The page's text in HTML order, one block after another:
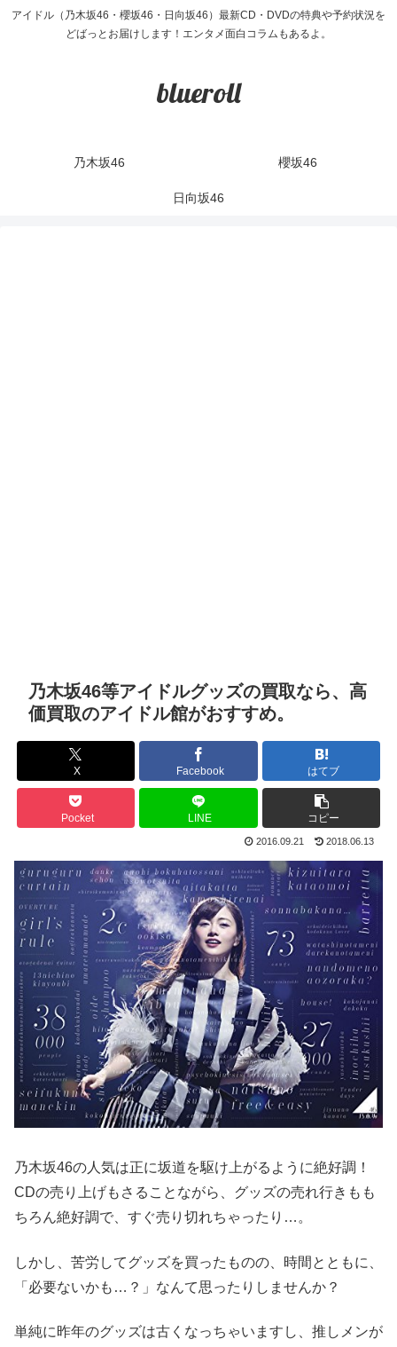
アイドル（乃木坂46・櫻坂46・日向坂46）最新CD・DVDの特典や予約状況を
どばっとお届けします！エンタメ面白コラムもあるよ。
blueroll
乃木坂46 櫻坂46
日向坂46
乃木坂46等アイドルグッズの買取なら、高
価買取のアイドル館がおすすめ。
X Facebook はてブ
Pocket LINE コピー
2016.09.21 2018.06.13
乃木坂46の人気は正に坂道を駆け上がるように絶好調！
CDの売り上げもさることながら、グッズの売れ行きもも
ちろん絶好調で、すぐ売り切れちゃったり…。
しかし、苦労してグッズを買ったものの、時間とともに、
「必要ないかも…？」なんて思ったりしませんか？
単純に昨年のグッズは古くなっちゃいますし、推しメンが